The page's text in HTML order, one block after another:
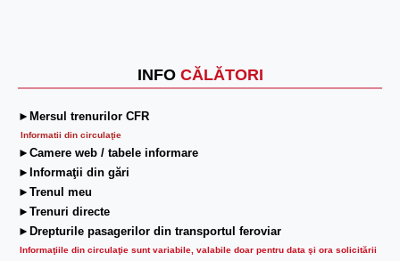
INFO CĂLĂTORI
►Mersul trenurilor CFR
Informatii din circulaţie
►Camere web / tabele informare
►Informaţii din gări
►Trenul meu
►Trenuri directe
►Drepturile pasagerilor din transportul feroviar
Informaţiile din circulaţie sunt variabile, valabile doar pentru data şi ora solicitării